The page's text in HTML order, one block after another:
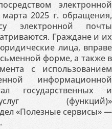
электронной
2025 г. обращения,
электронной почты
Граждане и их
лица, вправе
форме, а также в
с использованием
информационной
государственных и
(функций)»
«Полезные сервисы» —